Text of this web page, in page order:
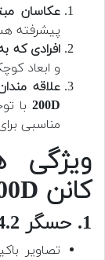
عکاسان
پیشرفته
افرادی که
و ابعاد
علاقه
200D
مناسبی
ویژگی
کانن 200D
1. حسگر 24.2 مگاپیکسلی APS-C CMOS
تصاویر